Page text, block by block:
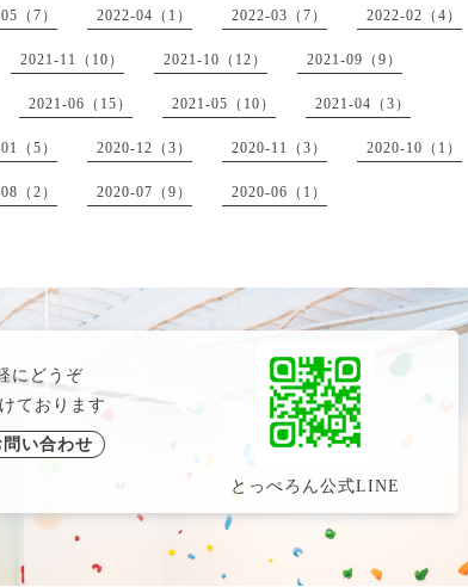
（7） 2022-04（1） 2022-03（7） 2022-02（4）
2021-11（10） 2021-10（12） 2021-09（9）
2021-06（15） 2021-05（10） 2021-04（3）
（5） 2020-12（3） 2020-11（3） 2020-10（1）
（2） 2020-07（9） 2020-06（1）
にどうぞ
ております
問い合わせ
とっぺろん公式LINE